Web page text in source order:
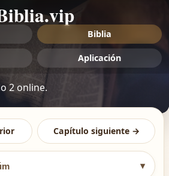
Biblia
Aplicación
2 online.
Capítulo siguiente →
▾